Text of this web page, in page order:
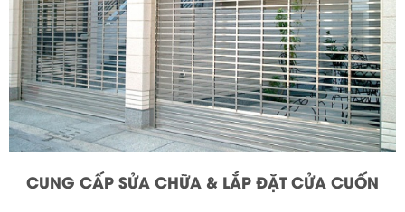
CUNG CẤP SỬA CHỮA & LẮP ĐẶT CỬA CUỐN